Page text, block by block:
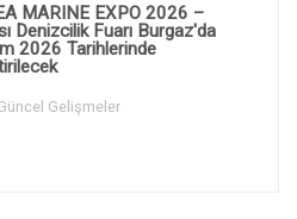
MARINE EXPO 2026 –
Denizcilik Fuarı Burgaz'da
2026 Tarihlerinde
Gelişmeler